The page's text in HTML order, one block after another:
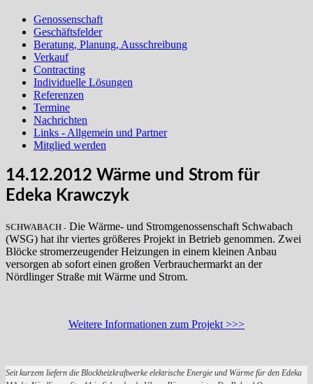
Genossenschaft
Geschäftsfelder
Beratung, Planung, Ausschreibung
Verkauf
Contracting
Individuelle Lösungen
Referenzen
Termine
Nachrichten
Links - Allgemein und Partner
Mitglied werden
14.12.2012 Wärme und Strom für
Edeka Krawczyk
SCHWABACH - Die Wärme- und Stromgenossenschaft Schwabach
(WSG) hat ihr viertes größeres Projekt in Betrieb genommen. Zwei
Blöcke stromerzeugender Heizungen in einem kleinen Anbau
versorgen ab sofort einen großen Verbrauchermarkt an der
Nördlinger Straße mit Wärme und Strom.
Weitere Informationen zum Projekt >>>
Seit kurzem liefern die Blockheizkraftwerke elektrische Energie und Wärme für den Edeka